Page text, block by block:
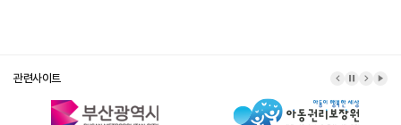
관련사이트